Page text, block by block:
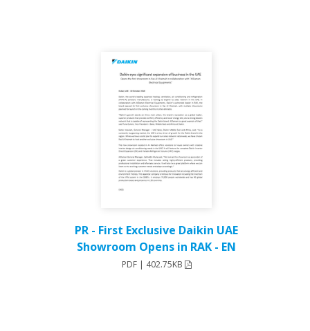
PR - First Exclusive Daikin UAE
Showroom Opens in RAK - EN